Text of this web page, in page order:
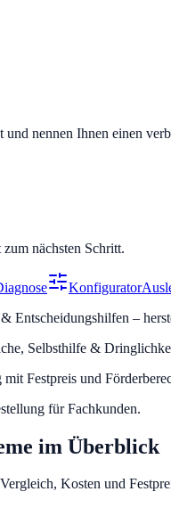
nennen Ihnen einen
nächsten Schritt.
Konfigurator
Entscheidungshilfen –
Selbsthilfe &
Festpreis und
für Fachkunden.
im Überblick
Kosten und